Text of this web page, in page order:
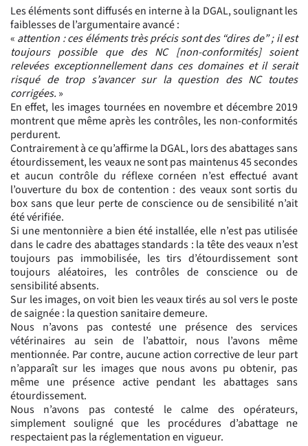
Les éléments sont diffusés en interne à la DGAL, soulignant les
faiblesses de l’argumentaire avancé :
« attention : ces éléments très précis sont des “dires de” ; il est
toujours possible que des NC [non-conformités] soient
relevées exceptionnellement dans ces domaines et il serait
risqué de trop s’avancer sur la question des NC toutes
corrigées. »
En effet, les images tournées en novembre et décembre 2019
montrent que même après les contrôles, les non-conformités
perdurent.
Contrairement à ce qu’affirme la DGAL, lors des abattages sans
étourdissement, les veaux ne sont pas maintenus 45 secondes
et aucun contrôle du réflexe cornéen n’est effectué avant
l’ouverture du box de contention : des veaux sont sortis du
box sans que leur perte de conscience ou de sensibilité n’ait
été vérifiée.
Si une mentonnière a bien été installée, elle n’est pas utilisée
dans le cadre des abattages standards : la tête des veaux n’est
toujours pas immobilisée, les tirs d’étourdissement sont
toujours aléatoires, les contrôles de conscience ou de
sensibilité absents.
Sur les images, on voit bien les veaux tirés au sol vers le poste
de saignée : la question sanitaire demeure.
Nous n’avons pas contesté une présence des services
vétérinaires au sein de l’abattoir, nous l’avons même
mentionnée. Par contre, aucune action corrective de leur part
n’apparaît sur les images que nous avons pu obtenir, pas
même une présence active pendant les abattages sans
étourdissement.
Nous n’avons pas contesté le calme des opérateurs,
simplement souligné que les procédures d’abattage ne
respectaient pas la réglementation en vigueur.